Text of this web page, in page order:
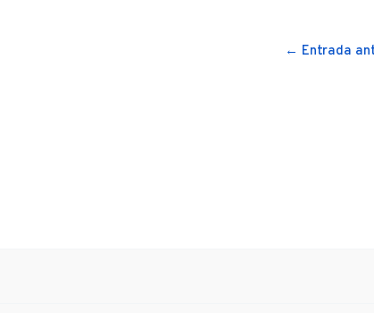
← Entrada